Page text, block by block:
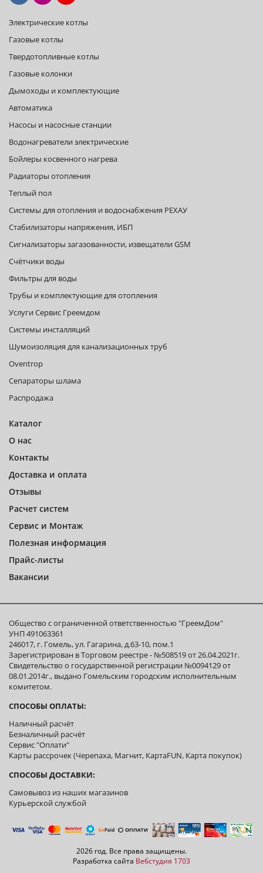
Электрические котлы
Газовые котлы
Твердотопливные котлы
Газовые колонки
Дымоходы и комплектующие
Автоматика
Насосы и насосные станции
Водонагреватели электрические
Бойлеры косвенного нагрева
Радиаторы отопления
Теплый пол
Системы для отопления и водоснабжения РЕХАУ
Стабилизаторы напряжения, ИБП
Сигнализаторы загазованности, извещатели GSM
Счётчики воды
Фильтры для воды
Трубы и комплектующие для отопления
Услуги Сервис Греемдом
Системы инсталляций
Шумоизоляция для канализационных труб
Oventrop
Сепараторы шлама
Распродажа
Каталог
О нас
Контакты
Доставка и оплата
Отзывы
Расчет систем
Сервис и Монтаж
Полезная информация
Прайс-листы
Вакансии
Общество с ограниченной ответственностью "ГреемДом"
УНП 491063361
246017, г. Гомель, ул. Гагарина, д.63-10, пом.1
Зарегистрирован в Торговом реестре - №508519 от 26.04.2021г.
Свидетельство о государственной регистрации №0094129 от
08.01.2014г., выдано Гомельским городским исполнительным
комитетом.
СПОСОБЫ ОПЛАТЫ:
Наличный расчёт
Безналичный расчёт
Сервис "Оплати"
Карты рассрочек (Черепаха, Магнит, КартаFUN, Карта покупок)
СПОСОБЫ ДОСТАВКИ:
Самовывоз из наших магазинов
Курьерской службой
2026 год. Все права защищены.
Разработка сайта Вебстудия 1703